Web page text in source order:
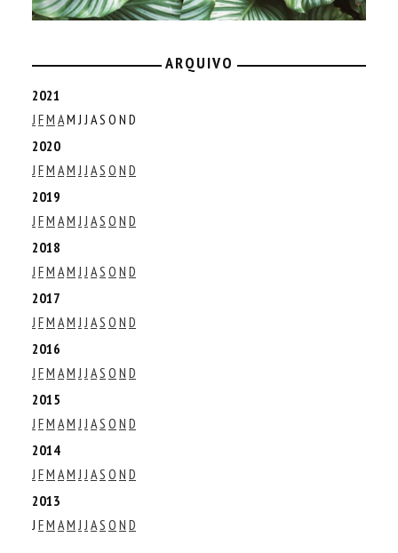
ARQUIVO
2021
J FM AM J J AS O N D
2020
J FM AM J J AS O N D
2019
J FM AM J J AS O N D
2018
J FM AM J J AS O N D
2017
J FM AM J J AS O N D
2016
J FM AM J J AS O N D
2015
J FM AM J J AS O N D
2014
J FM AM J J AS O N D
2013
J FM AM J J AS O N D